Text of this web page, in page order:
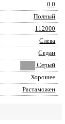
0.0
Полный
112000
Слева
Седан
Серый
Хорошее
Растаможен